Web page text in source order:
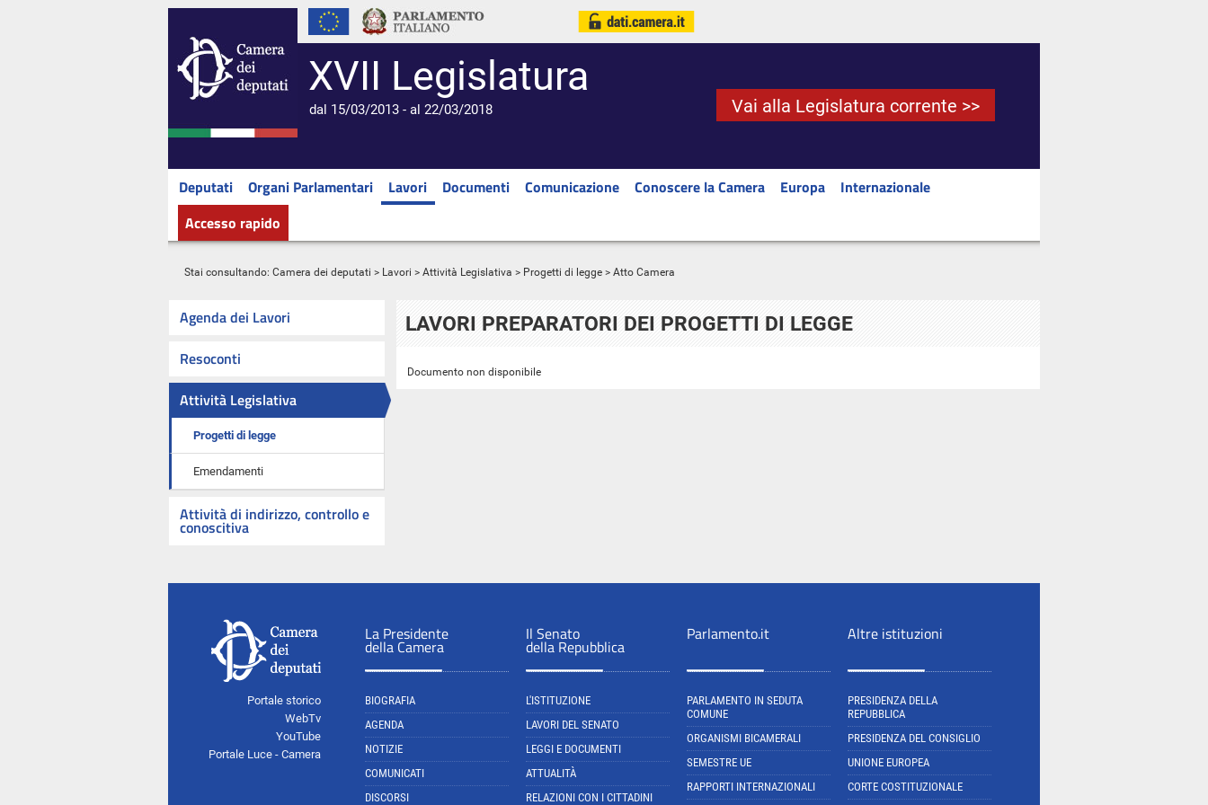
XVII Legislatura
dal 15/03/2013 - al 22/03/2018 Vai alla Legislatura corrente >>
Deputati Organi Parlamentari Lavori Documenti Comunicazione Conoscere la Camera Europa
Internazionale
Accesso rapido
Stai consultando: Camera dei deputati > Lavori > Attività Legislativa > Progetti di legge > Atto Camera
Agenda dei Lavori
Resoconti
Attività Legislativa
Progetti di legge
Emendamenti
Attività di indirizzo, controllo e
conoscitiva
LAVORI PREPARATORI DEI PROGETTI DI LEGGE
Documento non disponibile
Portale storico
WebTv
YouTube
Portale Luce - Camera
La Presidente
della Camera
BIOGRAFIA
AGENDA
NOTIZIE
COMUNICATI
DISCORSI
Il Senato
della Repubblica
L'ISTITUZIONE
LAVORI DEL SENATO
LEGGI E DOCUMENTI
ATTUALITÀ
RELAZIONI CON I CITTADINI
Parlamento.it
PARLAMENTO IN SEDUTA
COMUNE
ORGANISMI BICAMERALI
SEMESTRE UE
RAPPORTI INTERNAZIONALI
Altre istituzioni
PRESIDENZA DELLA
REPUBBLICA
PRESIDENZA DEL CONSIGLIO
UNIONE EUROPEA
CORTE COSTITUZIONALE